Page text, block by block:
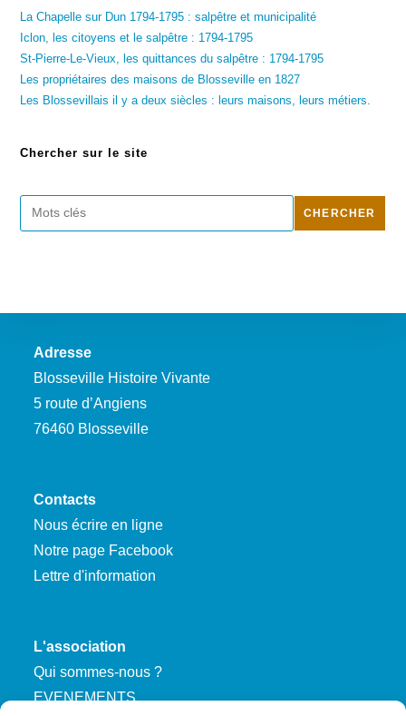
La Chapelle sur Dun 1794-1795 : salpêtre et municipalité
Iclon, les citoyens et le salpêtre : 1794-1795
St-Pierre-Le-Vieux, les quittances du salpêtre : 1794-1795
Les propriétaires des maisons de Blosseville en 1827
Les Blossevillais il y a deux siècles : leurs maisons, leurs métiers.
Chercher sur le site
Rechercher
CHERCHER
Adresse
Blosseville Histoire Vivante
5 route d’Angiens
76460 Blosseville
Contacts
Nous écrire en ligne
Notre page Facebook
Lettre d'information
L'association
Qui sommes-nous ?
EVENEMENTS